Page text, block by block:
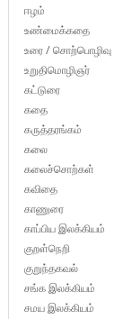
ஈழம்
உண்மைக்கதை
உரை / சொற்பொழிவு
உறுதிமொழிஞர்
கட்டுரை
கதை
கருத்தரங்கம்
கலை
கலைச்சொற்கள்
கவிதை
காணுரை
காப்பிய இலக்கியம்
குறள்நெறி
குறுந்தகவல்
சங்க இலக்கியம்
சமய இலக்கியம்